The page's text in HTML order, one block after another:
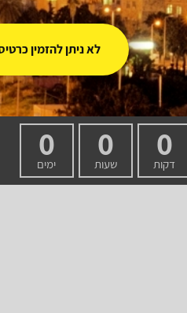
0
דקות
0
שעות
0
ימים
לא ניתן להזמין